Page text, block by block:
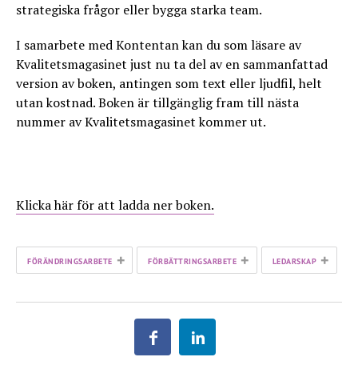
strategiska frågor eller bygga starka team.
I samarbete med Kontentan kan du som läsare av
Kvalitetsmagasinet just nu ta del av en sammanfattad
version av boken, antingen som text eller ljudfil, helt
utan kostnad. Boken är tillgänglig fram till nästa
nummer av Kvalitetsmagasinet kommer ut.
Klicka här för att ladda ner boken.
FÖRÄNDRINGSARBETE + FÖRBÄTTRINGSARBETE + LEDARSKAP +